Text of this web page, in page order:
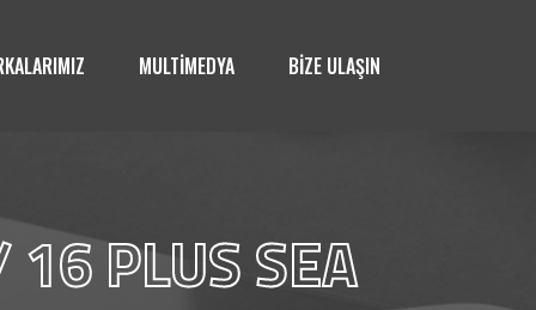
MULTİMEDYA BİZE ULAŞIN
PLUS SEA